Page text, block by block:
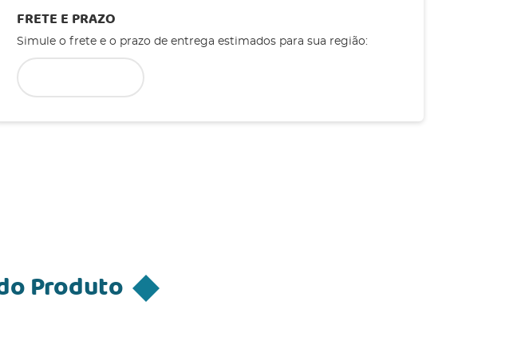
FRETE E PRAZO
Simule o frete e o prazo de entrega estimados para sua região:
Produto